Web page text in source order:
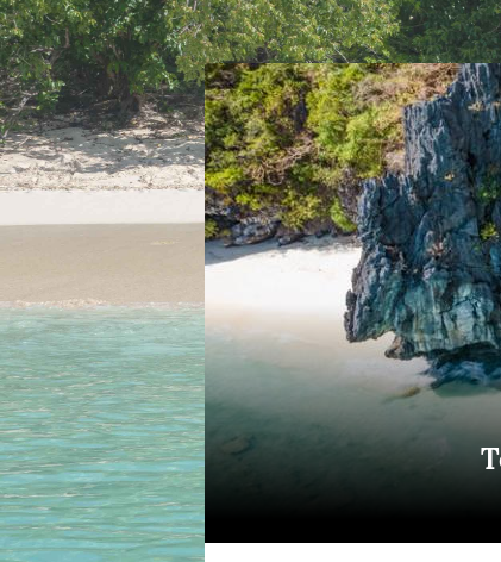
BATEAUX
Voiliers
Bateaux à moteur
Equipements
Salons
Economie
Yachting